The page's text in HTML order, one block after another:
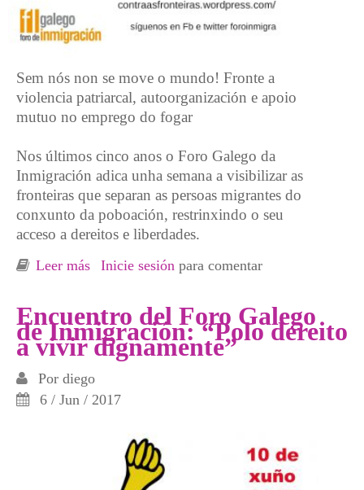
Sem nós non se move o mundo! Fronte a
violencia patriarcal, autoorganización e apoio
mutuo no emprego do fogar
Nos últimos cinco anos o Foro Galego da
Inmigración adica unha semana a visibilizar as
fronteiras que separan as persoas migrantes do
conxunto da poboación, restrinxindo o seu
acceso a dereitos e liberdades.
Leer más sobre V Semana de Loita Contra as Fronteiras
Inicie sesión para comentar
Encuentro del Foro Galego
de Inmigración: “Polo dereito
a vivir dignamente”
Por diego
6 / Jun / 2017